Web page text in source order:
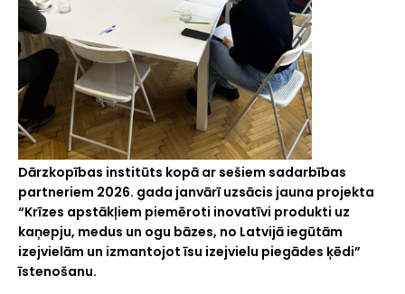
Dārzkopības institūts kopā ar sešiem sadarbības
partneriem 2026. gada janvārī uzsācis jauna projekta
“Krīzes apstākļiem piemēroti inovatīvi produkti uz
kaņepju, medus un ogu bāzes, no Latvijā iegūtām
izejvielām un izmantojot īsu izejvielu piegādes ķēdi”
īstenošanu.